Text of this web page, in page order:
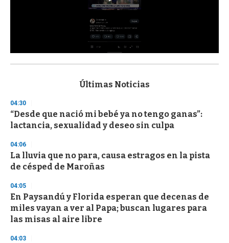
s
d
s
o
f
3
s
e
c
n
d
Últimas Noticias
04:30
“Desde que nació mi bebé ya no tengo ganas”:
lactancia, sexualidad y deseo sin culpa
04:06
La lluvia que no para, causa estragos en la pista
de césped de Maroñas
04:05
En Paysandú y Florida esperan que decenas de
miles vayan a ver al Papa; buscan lugares para
las misas al aire libre
04:03